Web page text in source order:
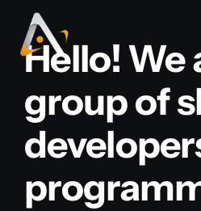
para
Produtos
Informativo
Hello! We
group of